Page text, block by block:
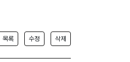
목록 수정 삭제